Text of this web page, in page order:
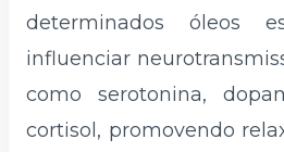
determinados óleos
influenciar
como serotonina,
cortisol, promovendo